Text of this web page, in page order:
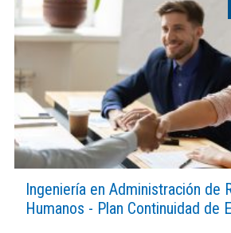
Ingeniería en Administración de
Humanos - Plan Continuidad de